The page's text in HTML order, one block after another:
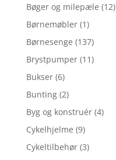
Bøger og milepæle (12)
Børnemøbler (1)
Børnesenge (137)
Brystpumper (11)
Bukser (6)
Bunting (2)
Byg og konstruér (4)
Cykelhjelme (9)
Cykeltilbehør (3)